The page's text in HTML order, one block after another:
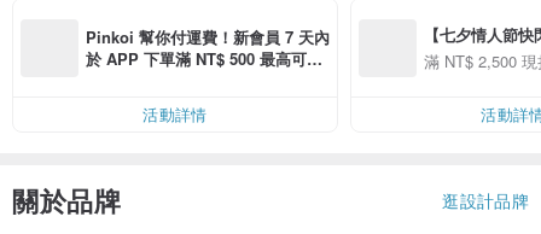
Pinkoi 幫你付運費！新會員 7 天內
於 APP 下單滿 NT$ 500 最高可折
活動詳情
【七夕情人節
用 APP 購買任
00 現折 NT$100
滿 NT$ 2,500
活動詳
關於品牌 逛設計品牌